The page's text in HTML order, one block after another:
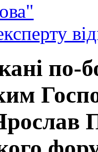
по-